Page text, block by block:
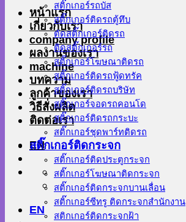
หน้าแรก
เกี่ยวกับเรา
company profile
ผลงานของเรา
machine
บทความ
ลูกค้าของเรา
วิธีสั่งผลิต
ติดต่อเรา
EN
EN
สติ๊กเกอร์รถบัส
สติ๊กเกอร์ติดรถตู้ทึบ
ตัดสติ๊กเกอร์ติดรถ
ติดสติ๊กเกอร์รถ
สติ๊กเกอร์โฆษณาติดรถ
สติ๊กเกอร์ติดรถฟู้ดทรัค
สติ๊กเกอร์ติดรถบริษัท
สติ๊กเกอร์จอดรถคอนโด
สติ๊กเกอร์ติดรถกระบะ
สติ๊กเกอร์ชุดพาร์ทติดรถ
สติ๊กเกอร์ติดกระจก
สติ๊กเกอร์ติดประตูกระจก
สติ๊กเกอร์โฆษณาติดกระจก
สติ๊กเกอร์ติดกระจกบานเลื่อน
สติ๊กเกอร์ซีทรู ติดกระจกสำนักงาน
สติกเกอร์ติดกระจกฝ้า